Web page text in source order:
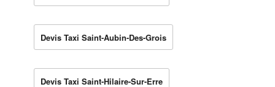
Devis Taxi Saint-Aubin-Des-Grois
Devis Taxi Saint-Hilaire-Sur-Erre